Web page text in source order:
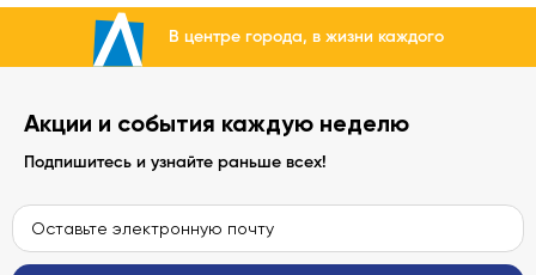
В центре города, в жизни каждого
Акции и события каждую неделю
Подпишитесь и узнайте раньше всех!